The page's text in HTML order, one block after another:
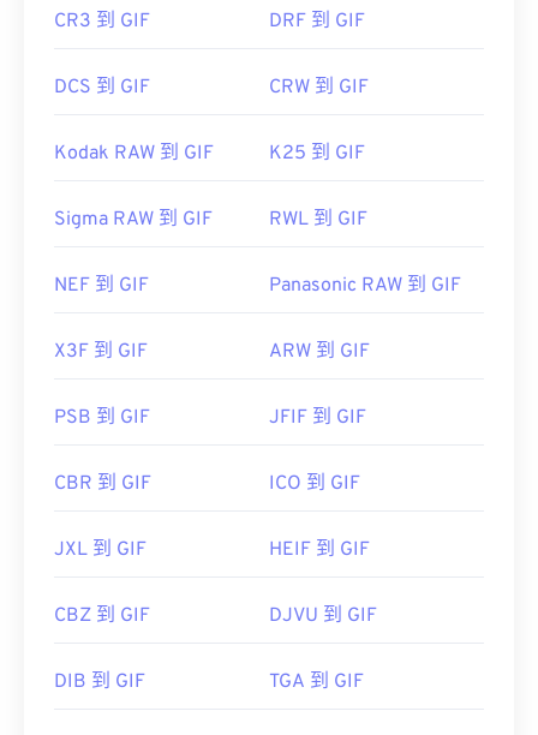
CR3 到 GIF DRF 到 GIF
DCS 到 GIF CRW 到 GIF
Kodak RAW 到 GIF K25 到 GIF
Sigma RAW 到 GIF RWL 到 GIF
NEF 到 GIF Panasonic RAW 到 GIF
X3F 到 GIF ARW 到 GIF
PSB 到 GIF JFIF 到 GIF
CBR 到 GIF ICO 到 GIF
JXL 到 GIF HEIF 到 GIF
CBZ 到 GIF DJVU 到 GIF
DIB 到 GIF TGA 到 GIF